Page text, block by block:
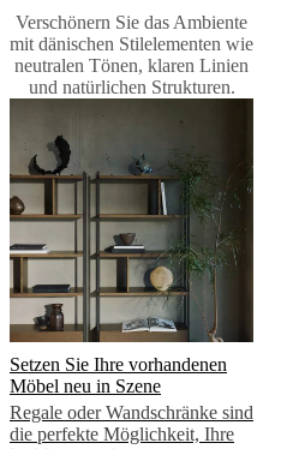
Verschönern Sie das Ambiente
mit dänischen Stilelementen wie
neutralen Tönen, klaren Linien
und natürlichen Strukturen.
Setzen Sie Ihre vorhandenen
Möbel neu in Szene
Regale oder Wandschränke sind
die perfekte Möglichkeit, Ihre